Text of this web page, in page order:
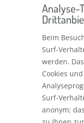
Analyse-
Beim
Surf-
werden.
Cookies
Surf-
anonym;